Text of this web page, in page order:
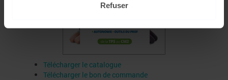
Refuser
Télécharger le catalogue
Télécharger le bon de commande